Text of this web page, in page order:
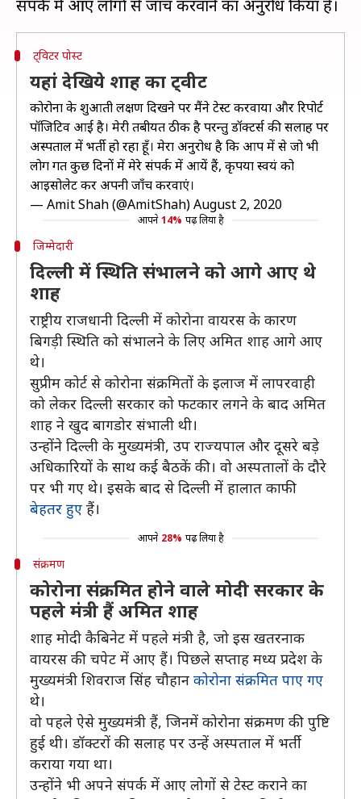
ट्विटर पोस्ट
यहां देखिये शाह का ट्वीट
कोरोना के शुरूआती लक्षण दिखने पर मैंने टेस्ट करवाया और रिपोर्ट
पॉजिटिव आई है। मेरी तबीयत ठीक है परन्तु डॉक्टर्स की सलाह पर
अस्पताल में भर्ती हो रहा हूँ। मेरा अनुरोध है कि आप में से जो भी
लोग गत कुछ दिनों में मेरे संपर्क में आयें हैं, कृपया स्वयं को
आइसोलेट कर अपनी जाँच करवाएं।
— Amit Shah (@AmitShah)August 2, 2020
आपने 14% पढ़ लिया है
जिम्मेदारी
दिल्ली में स्थिति संभालने को आगे आए थे
शाह
राष्ट्रीय राजधानी दिल्ली में कोरोना वायरस के कारण
बिगड़ी स्थिति को संभालने के लिए अमित शाह आगे आए
थे।
सुप्रीम कोर्ट से कोरोना संक्रमितों के इलाज में लापरवाही
को लेकर दिल्ली सरकार को फटकार लगने के बाद अमित
शाह ने खुद बागडोर संभाली थी।
उन्होंने दिल्ली के मुख्यमंत्री, उप राज्यपाल और दूसरे बड़े
अधिकारियों के साथ कई बैठकें की। वो अस्पतालों के दौरे
पर भी गए थे। इसके बाद से दिल्ली में हालात काफी
बेहतर हुए हैं।
आपने 28% पढ़ लिया है
संक्रमण
कोरोना संक्रमित होने वाले मोदी सरकार के
पहले मंत्री हैं अमित शाह
शाह मोदी कैबिनेट में पहले मंत्री है, जो इस खतरनाक
वायरस की चपेट में आए हैं। पिछले सप्ताह मध्य प्रदेश के
मुख्यमंत्री शिवराज सिंह चौहान कोरोना संक्रमित पाए गए
थे।
वो पहले ऐसे मुख्यमंत्री हैं, जिनमें कोरोना संक्रमण की पुष्टि
हुई थी। डॉक्टरों की सलाह पर उन्हें अस्पताल में भर्ती
कराया गया था।
उन्होंने भी अपने संपर्क में आए लोगों से टेस्ट कराने का